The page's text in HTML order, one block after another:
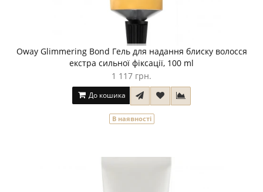
Oway Glimmering Bond Гель для надання блиску волосся
екстра сильної фіксації, 100 ml
1 117 грн.
До кошика
В наявності